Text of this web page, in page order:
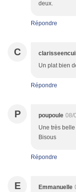
deux.
Répondre
C
Un plat bien
Répondre
P poupoule 08/
Une très
Bisous
Répondre
E Emmanuelle